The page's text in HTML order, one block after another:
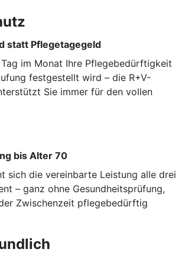
statt Pflegetagegeld
im Monat Ihre Pflegebedürftigkeit
festgestellt wird – die R+V-
Sie immer für den vollen
bis Alter 70
sich die vereinbarte Leistung alle drei
– ganz ohne Gesundheitsprüfung,
Zwischenzeit pflegebedürftig